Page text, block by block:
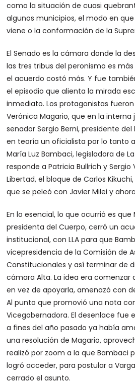
como la situación de cuasi
algunos municipios, el modo en
viene o la conformación de la
El Senado es la cámara donde la
las tres tribus del peronismo es
el acuerdo costó más. Y fue
el episodio que alienta la mirada
inmediato. Los protagonistas
Verónica Magario, que en la interna
senador Sergio Berni, presidente
en teoría un oficialista por lo tanto
María Luz Bambaci, legisladora de
responde a Patricia Bullrich y Sergio
Libertad, el bloque de Carlos
que se peleó con Javier Milei y
En lo esencial, lo que ocurrió es que
presidenta del Cuerpo, cerró un
institucional, con LLA para que
vicepresidencia de la Comisión de
Constitucionales y así terminar de
cámara Alta. La idea era comenzar
en vez de apoyarla, amenazó con
Al punto que promovió una nota
Vicegobernadora. El desenlace fue
a fines del año pasado ya había
una resolución de Magario,
realizó por zoom a la que Bambaci
logró acceder, para postular a
cerrado el asunto.